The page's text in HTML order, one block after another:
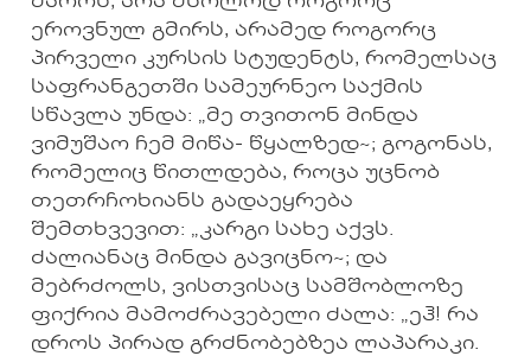
ეროვნულ გმირს, არამედ როგორც
პირველი კურსის სტუდენტს, რომელსაც
საფრანგეთში სამეურნეო საქმის
სწავლა უნდა: „მე თვითონ მინდა
ვიმუშაო ჩემ მიწა- წყალზედ~; გოგონას,
რომელიც წითლდება, როცა უცნობ
თეთრჩოხიანს გადაეყრება
შემთხვევით: „კარგი სახე აქვს.
ძალიანაც მინდა გავიცნო~; და
მებრძოლს, ვისთვისაც სამშობლოზე
ფიქრია მამოძრავებელი ძალა: „ეჰ! რა
დროს პირად გრძნობებზეა ლაპარაკი.